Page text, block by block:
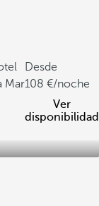
Mar
Desde
108
/noche
Ver
disponibilidad